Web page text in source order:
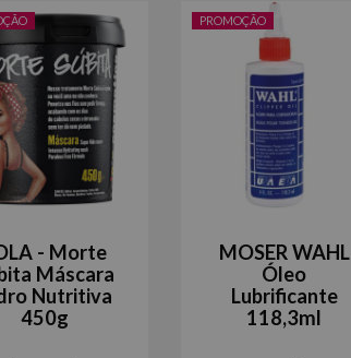
- Morte
Máscara
Nutritiva
450g
PROMOÇÃO
MOSER WAHL
Óleo
Lubrificante
118,3ml